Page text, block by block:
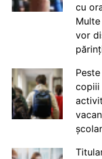
cu
vor
copiii